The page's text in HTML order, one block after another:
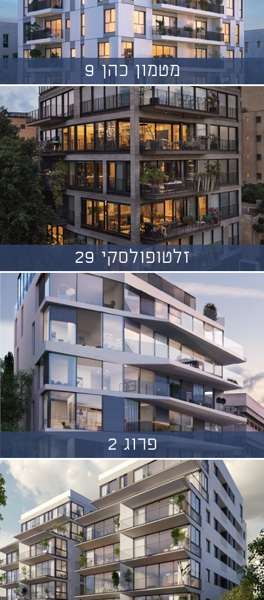
מטמון כהן 9
זלטופולסקי 29
פרוג 2